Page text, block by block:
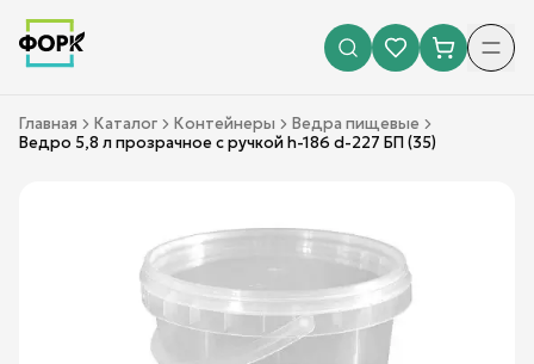
Главная Каталог Контейнеры
Ведра пищевые
Ведро 5,8 л прозрачное с ручкой h-186 d-227 БП (35)